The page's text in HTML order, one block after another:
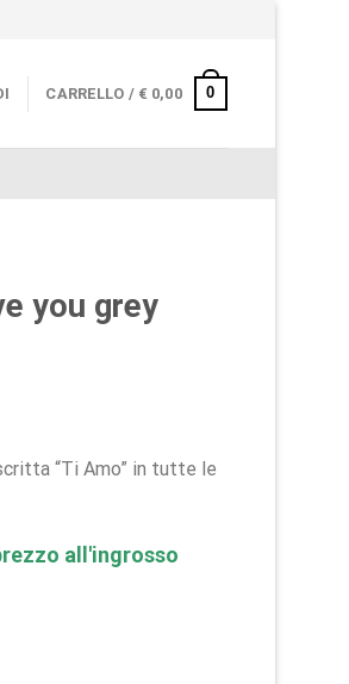
CARRELLO / € 0,00 0
you grey
“Ti Amo” in tutte le
all'ingrosso
quantità